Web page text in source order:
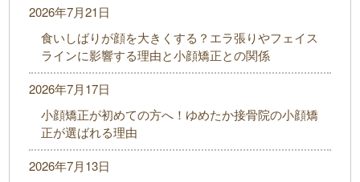
食いしばりが顔を大きくする？エラ張りやフェイス
ラインに影響する理由と小顔矯正との関係
2026年7月21日
小顔矯正が初めての方へ！ゆめたか接骨院の小顔矯
正が選ばれる理由
2026年7月17日
2026年7月13日